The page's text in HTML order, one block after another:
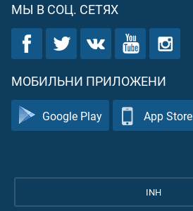
МЫ В СОЦ. СЕТЯХ
МОБИЛЬНИ ПРИЛОЖЕНИ
Google Play App Store
INH